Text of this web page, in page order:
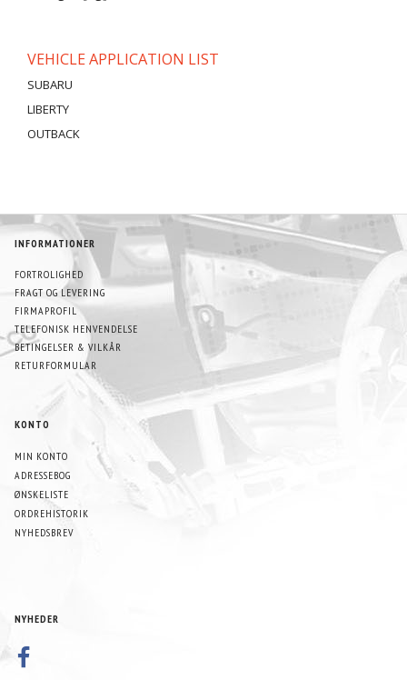
VEHICLE APPLICATION LIST
SUBARU
LIBERTY
OUTBACK
INFORMATIONER
FORTROLIGHED
FRAGT OG LEVERING
FIRMAPROFIL
TELEFONISK HENVENDELSE
BETINGELSER & VILKÅR
RETURFORMULAR
KONTO
MIN KONTO
ADRESSEBOG
ØNSKELISTE
ORDREHISTORIK
NYHEDSBREV
NYHEDER